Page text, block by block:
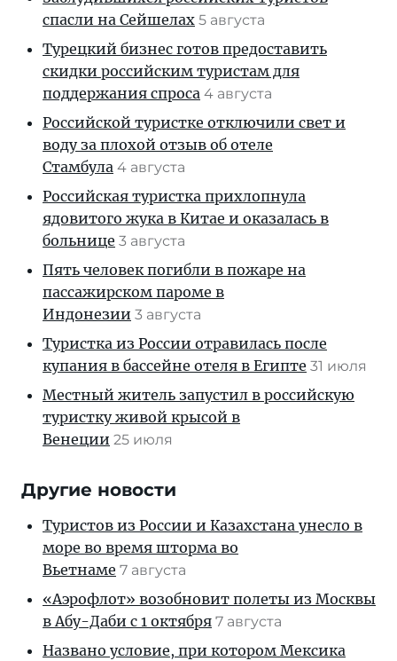
спасли на Сейшелах 5 августа
Турецкий бизнес готов предоставить
скидки российским туристам для
поддержания спроса 4 августа
Российской туристке отключили свет и
воду за плохой отзыв об отеле
Стамбула 4 августа
Российская туристка прихлопнула
ядовитого жука в Китае и оказалась в
больнице 3 августа
Пять человек погибли в пожаре на
пассажирском пароме в
Индонезии 3 августа
Туристка из России отравилась после
купания в бассейне отеля в Египте 31 июля
Местный житель запустил в российскую
туристку живой крысой в
Венеции 25 июля
Другие новости
Туристов из России и Казахстана унесло в
море во время шторма во
Вьетнаме 7 августа
«Аэрофлот» возобновит полеты из Москвы
в Абу-Даби с 1 октября 7 августа
Названо условие, при котором Мексика